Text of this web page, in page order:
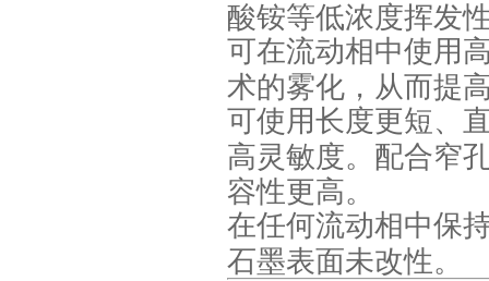
酸铵等低浓度挥发
可在流动相中使用
术的雾化，从而提
可使用长度更短、
高灵敏度。配合窄
容性更高。
在任何流动相中保
石墨表面未改性。